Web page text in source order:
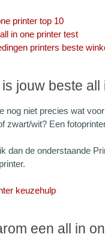
printer top 10
in one printer test
printers beste
is jouw beste
nog niet precies wat
zwart/wit? Een
dan de onderstaande
keuzehulp
een all in